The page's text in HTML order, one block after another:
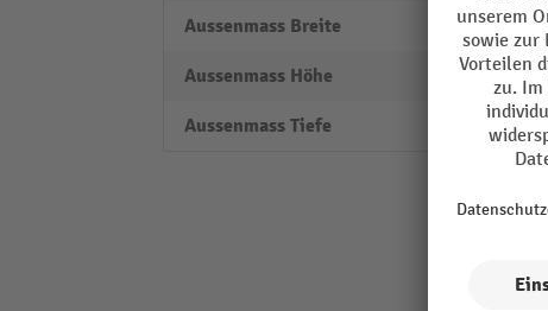
Aussenmass Breite 450 mm
Aussenmass Höhe 910 mm
Aussenmass Tiefe 860 mm